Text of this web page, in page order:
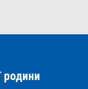
родини